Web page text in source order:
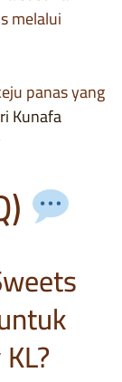
melalui
panas yang
Kunafa